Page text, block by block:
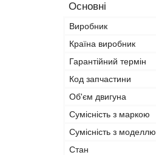
Основні
Виробник
Країна виробник
Гарантійний термін
Код запчастини
Об'єм двигуна
Сумісність з маркою
Сумісність з моделлю
Стан